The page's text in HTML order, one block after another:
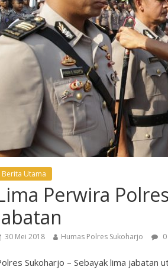
Berita Utama
Perwira
30 Mei 2018 Humas Polres Sukoharjo
Sukoharjo – Sebayak lima jabatan